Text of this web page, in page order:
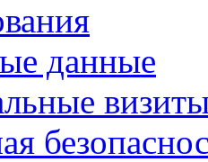
данные